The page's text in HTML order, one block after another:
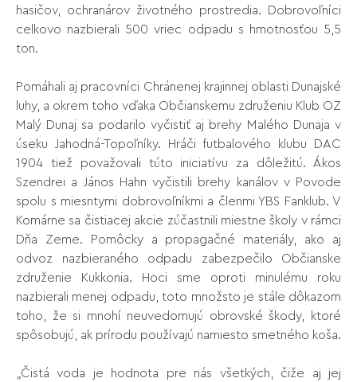
hasičov, ochranárov životného prostredia. Dobrovoľníci
celkovo nazbierali 500 vriec odpadu s hmotnosťou 5,5
ton.
Pomáhali aj pracovníci Chránenej krajinnej oblasti Dunajské
luhy, a okrem toho vďaka Občianskemu združeniu Klub OZ
Malý Dunaj sa podarilo vyčistiť aj brehy Malého Dunaja v
úseku Jahodná-Topoľníky. Hráči futbalového klubu DAC
1904 tiež považovali túto iniciatívu za dôležitú. Ákos
Szendrei a János Hahn vyčistili brehy kanálov v Povode
spolu s miesntymi dobrovoľníkmi a členmi YBS Fanklub. V
Komárne sa čistiacej akcie zúčastnili miestne školy v rámci
Dňa Zeme. Pomôcky a propagačné materiály, ako aj
odvoz nazbieraného odpadu zabezpečilo Občianske
združenie Kukkonia. Hoci sme oproti minulému roku
nazbierali menej odpadu, toto množsto je stále dôkazom
toho, že si mnohí neuvedomujú obrovské škody, ktoré
spôsobujú, ak prírodu používajú namiesto smetného koša.
„Čistá voda je hodnota pre nás všetkých, čiže aj jej